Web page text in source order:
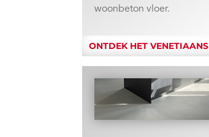
woonbeton vloer.
ONTDEK HET VENETIAANS